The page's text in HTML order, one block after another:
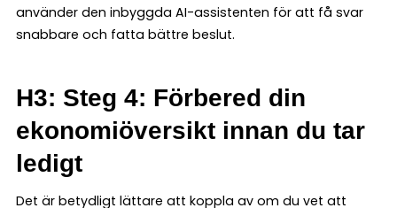
använder den inbyggda AI-assistenten för att få svar
snabbare och fatta bättre beslut.
H3: Steg 4: Förbered din
ekonomiöversikt innan du tar
ledigt
Det är betydligt lättare att koppla av om du vet att